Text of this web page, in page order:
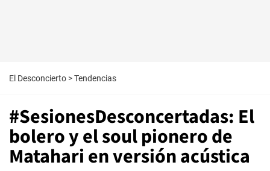
El Desconcierto >Tendencias
#SesionesDesconcertadas: El
bolero y el soul pionero de
Matahari en versión acústica